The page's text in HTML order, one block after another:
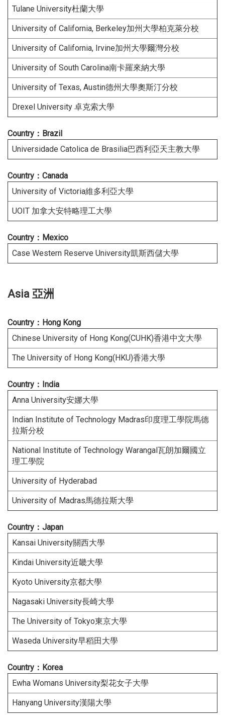
Tulane University杜蘭大學
University of California, Berkeley加州大學柏克萊分校
University of California, Irvine加州大學爾灣分校
University of South Carolina南卡羅來納大學
University of Texas, Austin德州大學奧斯汀分校
Drexel University 卓克索大學
Country：Brazil
Universidade Catolica de Brasilia巴西利亞天主教大學
Country：Canada
University of Victoria維多利亞大學
UOIT 加拿大安特略理工大學
Country：Mexico
Case Western Reserve University凱斯西儲大學
Asia 亞洲
Country：Hong Kong
Chinese University of Hong Kong(CUHK)香港中文大學
The University of Hong Kong(HKU)香港大學
Country：India
Anna University安娜大學
Indian Institute of Technology Madras印度理工學院馬德
拉斯分校
National Institute of Technology Warangal瓦朗加爾國立
理工學院
University of Hyderabad
University of Madras馬德拉斯大學
Country：Japan
Kansai University關西大學
Kindai University近畿大學
Kyoto University京都大學
Nagasaki University長崎大學
The University of Tokyo東京大學
Waseda University早稻田大學
Country：Korea
Ewha Womans University梨花女子大學
Hanyang University漢陽大學